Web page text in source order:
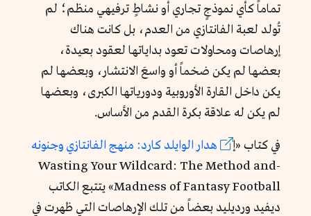
تماماً كأي نموذجٍ تجاري أو نشاطٍ ترفيهي منظم؛ لم
تُولد لعبة الفانتازي من العدم، بل كانت هناك
إرهاصات ومحاولات تعود بداياتها لعقود بعيدة،
بعضها لم يكن ضخماً أو واسعَ الانتشار، وبعضها لم
يكن داخل القارة الأوروبية ودورياتها الكبرى، وبعضها
لم يكن له علاقة بكرة القدم من الأساس.
في كتاب «إ
هدار الوايلد كارد: منهج الفانتازي وجنونه
-Wasting Your Wildcard: The Method and
Madness of Fantasy Football» يتتبع الكاتب
ديفيد ورديليد بعضاً من تلك الإرهاصات التي ظهرت في